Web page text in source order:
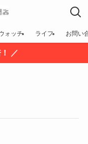
ォッチ ライフ お問い
／